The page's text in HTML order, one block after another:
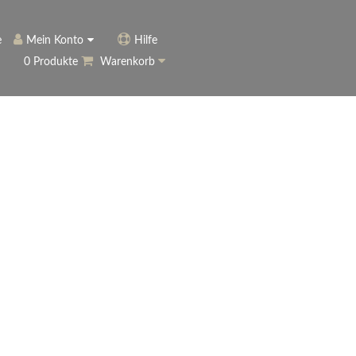
Mein Konto
Anmelden
Hilfe
0 Produkte
Warenkorb